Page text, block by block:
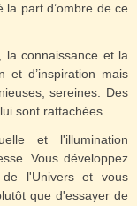
part d’ombre de ce
la connaissance et la
et d’inspiration mais
sereines. Des
sont rattachées.
et l'illumination
Vous développez
de l'Univers et vous
que d'essayer de